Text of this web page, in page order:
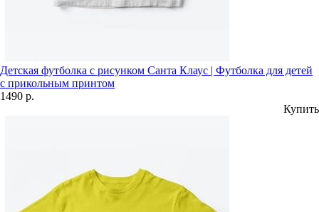
Детская футболка с рисунком Санта Клаус | Футболка для детей
с прикольным принтом
1490 р.
Купить